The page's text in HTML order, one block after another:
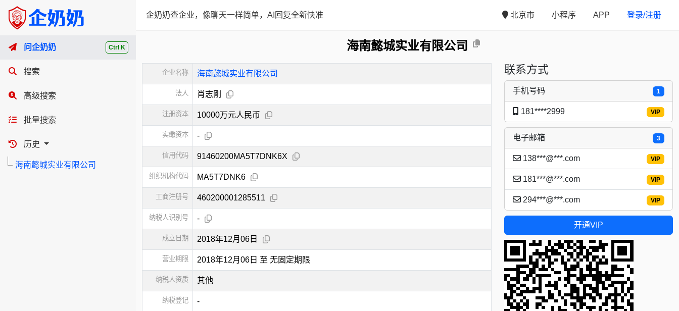
Ctrl K
问企奶奶
搜索
高级搜索
批量搜索
历史
海南懿城实业有限公司
企奶奶查企业，像聊天一样简单，AI回复全新快准 北京市 小程序 APP 登录/注册
海南懿城实业有限公司
企业名称 海南懿城实业有限公司
法人 肖志刚
注册资本 10000万元人民币
实缴资本 -
信用代码 91460200MA5T7DNK6X
组织机构代码 MA5T7DNK6
工商注册号 460200001285511
纳税人识别号 -
成立日期 2018年12月06日
营业期限 2018年12月06日 至 无固定期限
纳税人资质 其他
纳税登记 -
联系方式
1
手机号码
VIP
181****2999
3
电子邮箱
VIP
138***@***.com
VIP
181***@***.com
VIP
294***@***.com
开通VIP